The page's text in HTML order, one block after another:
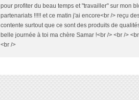
pour profiter du beau temps et "travailler" sur mon
partenariats !!!!! et ce matin j'ai encore<br /> reçu
contente surtout que ce sont des produits de
belle journée à toi ma chère Samar !<br /> <br />
<br />